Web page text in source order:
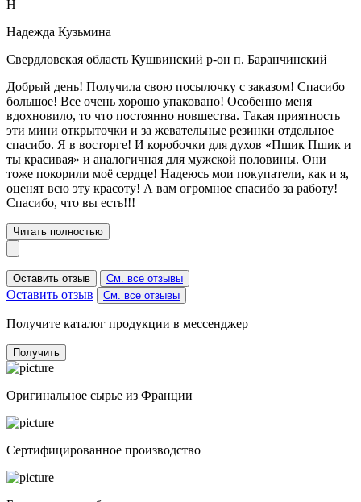
Н
Надежда Кузьмина
Свердловская область Кушвинский р-он п. Баранчинский
Добрый день! Получила свою посылочку с заказом! Спасибо
большое! Все очень хорошо упаковано! Особенно меня
вдохновило, то что постоянно новшества. Такая приятность
эти мини открыточки и за жевательные резинки отдельное
спасибо. Я в восторге! И коробочки для духов «Пшик Пшик и
ты красивая» и аналогичная для мужской половины. Они
тоже покорили моё сердце! Надеюсь мои покупатели, как и я,
оценят всю эту красоту! А вам огромное спасибо за работу!
Спасибо, что вы есть!!!
Читать полностью
Оставить отзыв См. все отзывы
Оставить отзыв См. все отзывы
Получите каталог продукции в мессенджер
Получить
Оригинальное сырье из Франции
Сертифицированное производство